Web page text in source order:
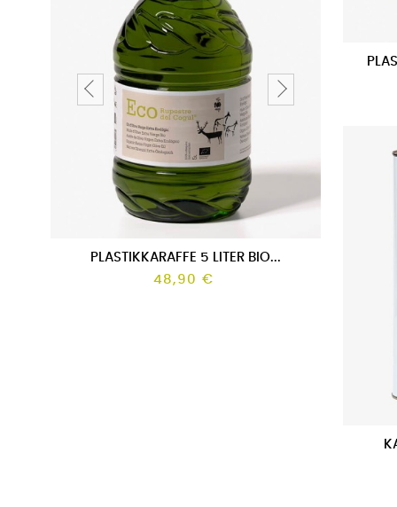
PLASTIKKARAFFE 5 LITER BIO...
Preis
48,90 €